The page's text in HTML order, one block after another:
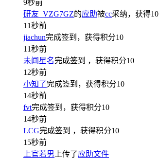
9秒前
研友_VZG7GZ的应助被cc采纳，获得10
11秒前
jiachun完成签到，获得积分10
11秒前
未闻星名完成签到 ，获得积分10
12秒前
小知了完成签到，获得积分10
14秒前
fvt完成签到，获得积分10
14秒前
LCG完成签到 ，获得积分10
15秒前
上官若男 上传了应助文件